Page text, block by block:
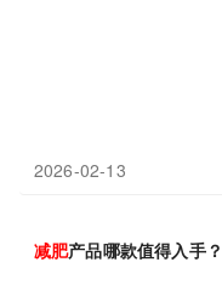
2026-02-13
减肥产品哪款值得入手？